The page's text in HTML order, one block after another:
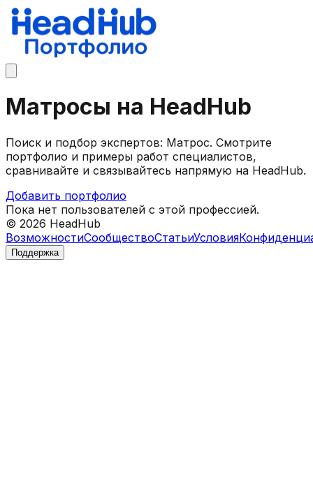
Матросы на HeadHub
Поиск и подбор экспертов: Матрос. Смотрите
портфолио и примеры работ специалистов,
сравнивайте и связывайтесь напрямую на HeadHub.
Добавить портфолио
Пока нет пользователей с этой профессией.
© 2026 HeadHub
ВозможностиСообществоСтатьиУсловия
Поддержка